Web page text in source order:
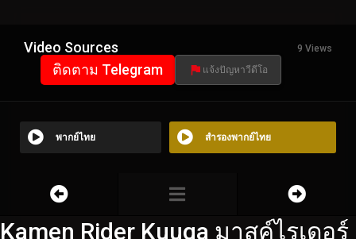
Video Sources 9 Views
ติดตาม Telegram แจ้งปัญหาวีดีโอ
พากย์ไทย สำรองพากย์ไทย
Kamen Rider Kuuga มาสค์ไรเดอร์